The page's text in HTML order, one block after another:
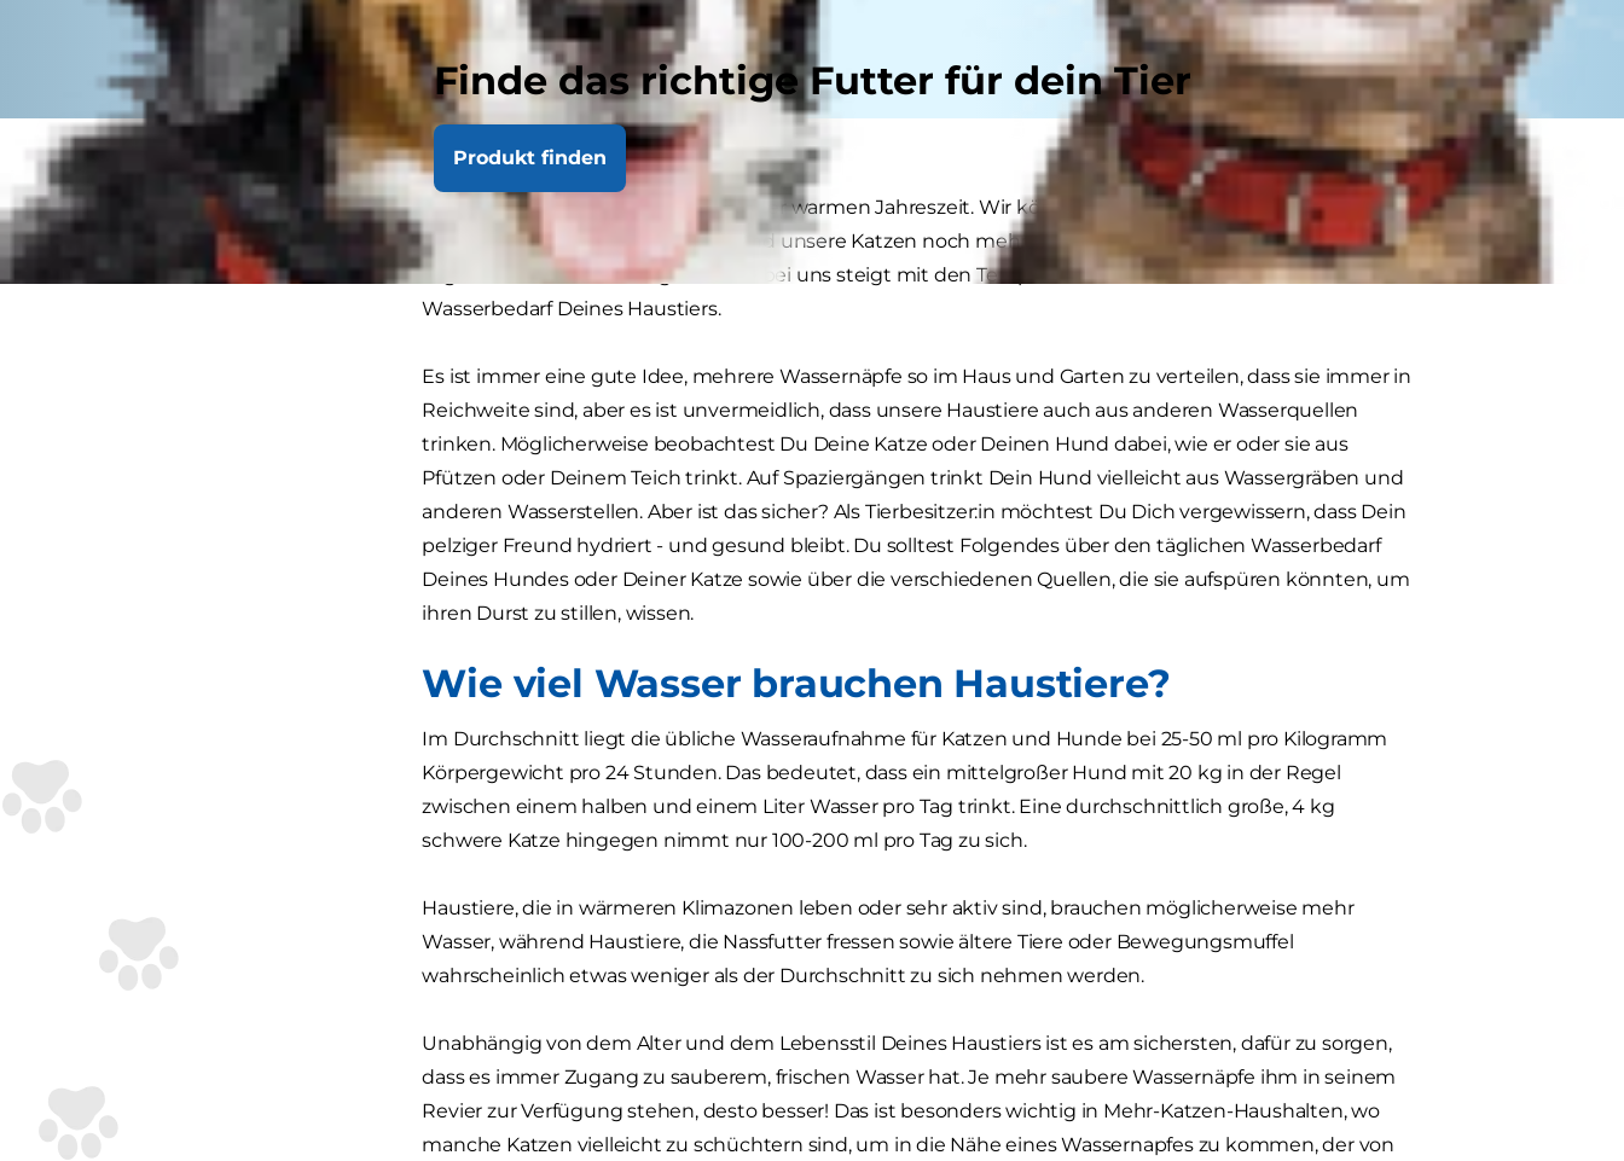
Finde das richtige Futter für dein Tier
Produkt finden
Wir alle freuen uns auf den Beginn der warmen Jahreszeit. Wir können mehr Abenteuer im Freien mit
unseren Hunden genießen, während unsere Katzen noch mehr sonnige Plätze finden können, um den
Tag zu verträumen. Aber genau wie bei uns steigt mit den Temperaturen auch der Durst und der
Wasserbedarf Deines Haustiers.
Es ist immer eine gute Idee, mehrere Wassernäpfe so im Haus und Garten zu verteilen, dass sie immer in
Reichweite sind, aber es ist unvermeidlich, dass unsere Haustiere auch aus anderen Wasserquellen
trinken. Möglicherweise beobachtest Du Deine Katze oder Deinen Hund dabei, wie er oder sie aus
Pfützen oder Deinem Teich trinkt. Auf Spaziergängen trinkt Dein Hund vielleicht aus Wassergräben und
anderen Wasserstellen. Aber ist das sicher? Als Tierbesitzer:in möchtest Du Dich vergewissern, dass Dein
pelziger Freund hydriert - und gesund bleibt. Du solltest Folgendes über den täglichen Wasserbedarf
Deines Hundes oder Deiner Katze sowie über die verschiedenen Quellen, die sie aufspüren könnten, um
ihren Durst zu stillen, wissen.
Wie viel Wasser brauchen Haustiere?
Im Durchschnitt liegt die übliche Wasseraufnahme für Katzen und Hunde bei 25-50 ml pro Kilogramm
Körpergewicht pro 24 Stunden. Das bedeutet, dass ein mittelgroßer Hund mit 20 kg in der Regel
zwischen einem halben und einem Liter Wasser pro Tag trinkt. Eine durchschnittlich große, 4 kg
schwere Katze hingegen nimmt nur 100-200 ml pro Tag zu sich.
Haustiere, die in wärmeren Klimazonen leben oder sehr aktiv sind, brauchen möglicherweise mehr
Wasser, während Haustiere, die Nassfutter fressen sowie ältere Tiere oder Bewegungsmuffel
wahrscheinlich etwas weniger als der Durchschnitt zu sich nehmen werden.
Unabhängig von dem Alter und dem Lebensstil Deines Haustiers ist es am sichersten, dafür zu sorgen,
dass es immer Zugang zu sauberem, frischen Wasser hat. Je mehr saubere Wassernäpfe ihm in seinem
Revier zur Verfügung stehen, desto besser! Das ist besonders wichtig in Mehr-Katzen-Haushalten, wo
manche Katzen vielleicht zu schüchtern sind, um in die Nähe eines Wassernapfes zu kommen, der von